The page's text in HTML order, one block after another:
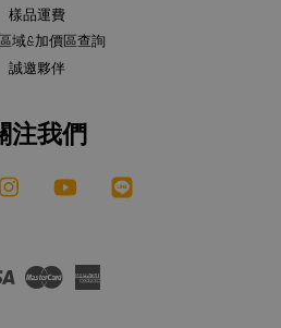
樣品運費
域&加價區查詢
誠邀夥伴
注我們
Instagram YouTube
Visa Master